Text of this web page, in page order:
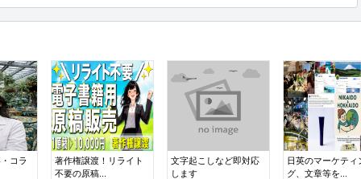
コラ
著作権譲渡！リライト
不要の原稿...
文字起こしなど即対応
します
日英のマーケティ
グ、文章等を...